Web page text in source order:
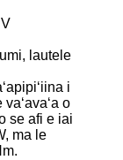
lautele
i
o
se afi e iai
ma le